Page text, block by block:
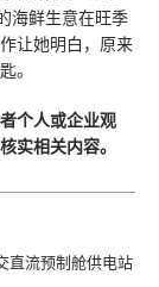
海鲜生意在旺季
让她明白，原来
。
个人或企业观
实相关内容。
直流预制舱供电站